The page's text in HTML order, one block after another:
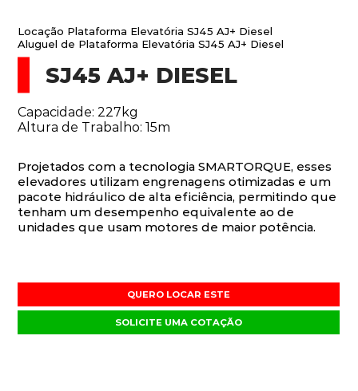
Locação Plataforma Elevatória SJ45 AJ+ Diesel
Aluguel de Plataforma Elevatória SJ45 AJ+ Diesel
SJ45 AJ+ DIESEL
Capacidade: 227kg
Altura de Trabalho: 15m
Projetados com a tecnologia SMARTORQUE, esses
elevadores utilizam engrenagens otimizadas e um
pacote hidráulico de alta eficiência, permitindo que
tenham um desempenho equivalente ao de
unidades que usam motores de maior potência.
QUERO LOCAR ESTE
SOLICITE UMA COTAÇÃO